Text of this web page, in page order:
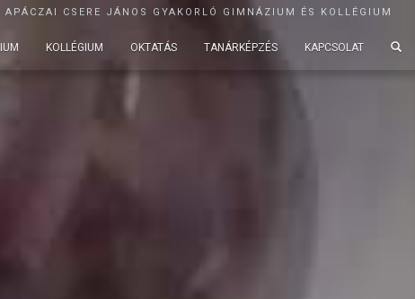
APÁCZAI CSERE JÁNOS GYAKORLÓ GIMNÁZIUM ÉS KOLLÉGIUM
KOLLÉGIUM OKTATÁS TANÁRKÉPZÉS KAPCSOLAT